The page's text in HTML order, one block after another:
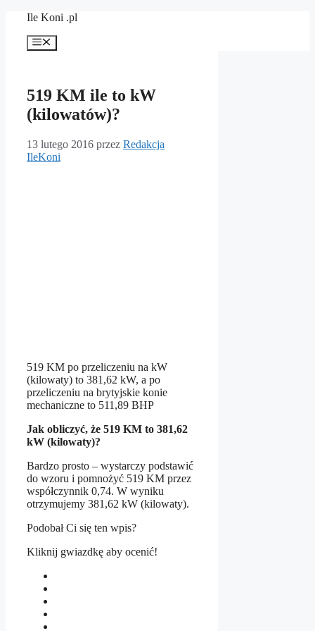
PrzejdźIle Koni .pl
Menu
519 KM ile to kW
(kilowatów)?
13 lutego 2016 przez Redakcja
IleKoni
519 KM po przeliczeniu na kW
(kilowaty) to 381,62 kW, a po
przeliczeniu na brytyjskie konie
mechaniczne to 511,89 BHP
Jak obliczyć, że 519 KM to 381,62
kW (kilowaty)?
Bardzo prosto – wystarczy podstawić
do wzoru i pomnożyć 519 KM przez
współczynnik 0,74. W wyniku
otrzymujemy 381,62 kW (kilowaty).
Podobał Ci się ten wpis?
Kliknij gwiazdkę aby ocenić!